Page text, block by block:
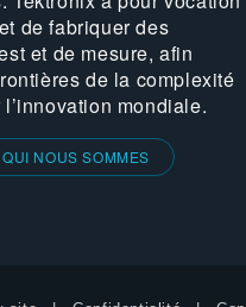
de fabriquer des
et de mesure, afin
de la complexité
l’innovation mondiale.
NOUS SOMMES